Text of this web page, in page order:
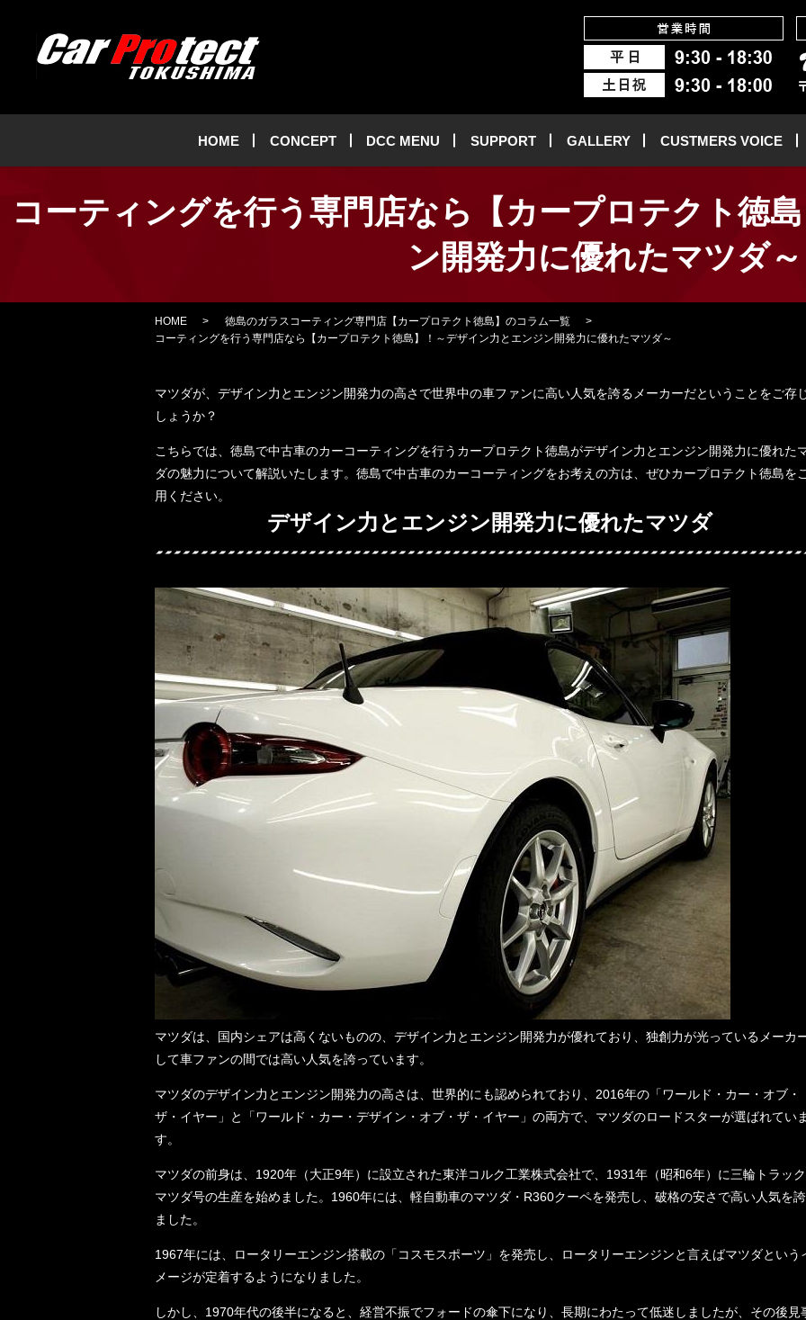
HOME CONCEPT DCC MENU SUPPORT GALLERY CUSTMERS VOICE
コーティングを行う専門店なら【カープロテクト徳
ン開発力に優れたマツダ～
HOME
徳島のガラスコーティング専門店【カープロテクト徳島】のコラム一覧
コーティングを行う専門店なら【カープロテクト徳島】！～デザイン力とエンジン開発力に優れたマツダ～
マツダが、デザイン力とエンジン開発力の高さで世界中の車ファンに高い人気を誇るメーカーだということをご存
しょうか？
こちらでは、徳島で中古車のカーコーティングを行うカープロテクト徳島がデザイン力とエンジン開発力に優れた
ダの魅力について解説いたします。徳島で中古車のカーコーティングをお考えの方は、ぜひカープロテクト徳島を
用ください。
デザイン力とエンジン開発力に優れたマツダ
マツダは、国内シェアは高くないものの、デザイン力とエンジン開発力が優れており、独創力が光っているメーカ
して車ファンの間では高い人気を誇っています。
マツダのデザイン力とエンジン開発力の高さは、世界的にも認められており、2016年の「ワールド・カー・オブ・
ザ・イヤー」と「ワールド・カー・デザイン・オブ・ザ・イヤー」の両方で、マツダのロードスターが選ばれていま
す。
マツダの前身は、1920年（大正9年）に設立された東洋コルク工業株式会社で、1931年（昭和6年）に三輪トラッ
マツダ号の生産を始めました。1960年には、軽自動車のマツダ・R360クーペを発売し、破格の安さで高い人気を誇
ました。
1967年には、ロータリーエンジン搭載の「コスモスポーツ」を発売し、ロータリーエンジンと言えばマツダという
メージが定着するようになりました。
しかし、1970年代の後半になると、経営不振でフォードの傘下になり、長期にわたって低迷しましたが、その後見